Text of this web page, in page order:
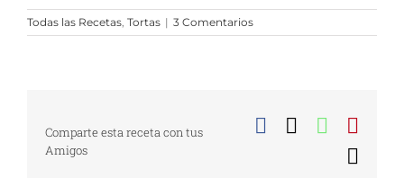
Todas las Recetas, Tortas | 3 Comentarios
Comparte esta receta con tus
Amigos
Facebook